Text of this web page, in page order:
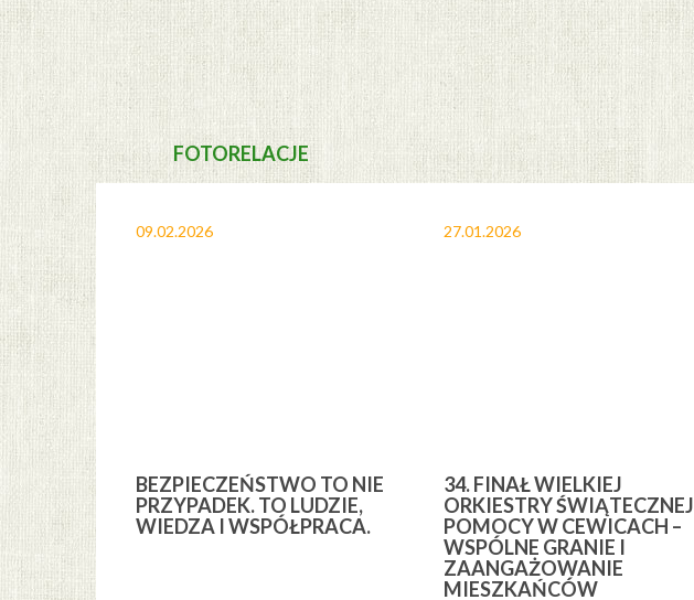
FOTORELACJE
Z
GMINY
09.02.2026
BEZPIECZEŃSTWO TO NIE
PRZYPADEK. TO LUDZIE,
WIEDZA I WSPÓŁPRACA.
27.01.2026
34. FINAŁ WIELKIEJ
ORKIESTRY ŚWIĄTECZNEJ
POMOCY W CEWICACH –
WSPÓLNE GRANIE I
ZAANGAŻOWANIE
MIESZKAŃCÓW